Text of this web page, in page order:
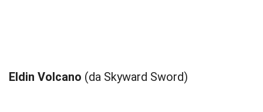
Eldin Volcano (da Skyward Sword)